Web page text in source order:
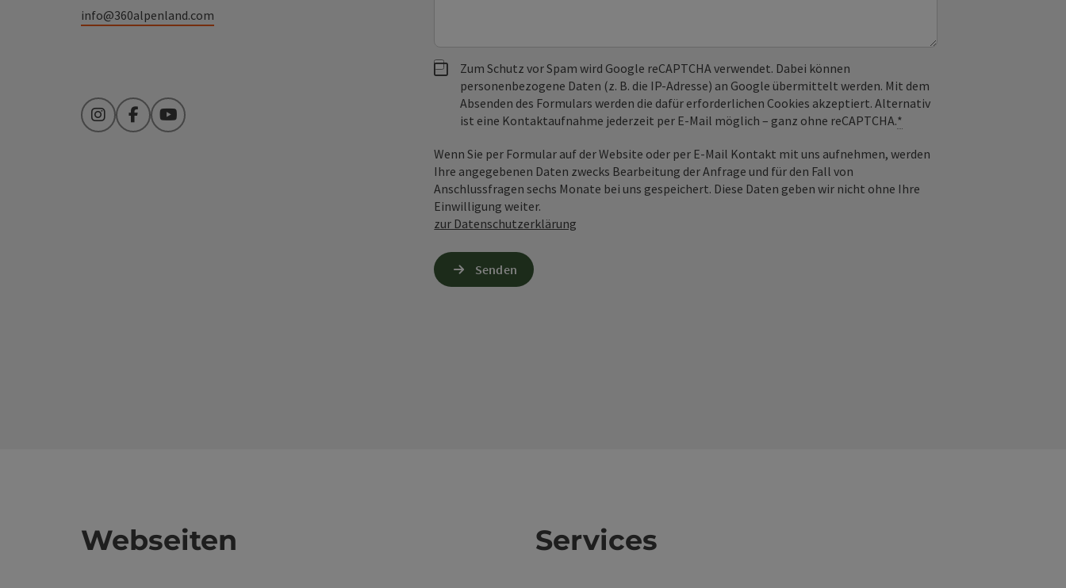
info@360alpenland.com
InstagramFacebookYouTube
Zum Schutz vor Spam wird Google reCAPTCHA verwendet. Dabei können
personenbezogene Daten (z. B. die IP-Adresse) an Google übermittelt werden. Mit dem
Absenden des Formulars werden die dafür erforderlichen Cookies akzeptiert. Alternativ
ist eine Kontaktaufnahme jederzeit per E-Mail möglich – ganz ohne reCAPTCHA.*
Wenn Sie per Formular auf der Website oder per E-Mail Kontakt mit uns aufnehmen, werden
Ihre angegebenen Daten zwecks Bearbeitung der Anfrage und für den Fall von
Anschlussfragen sechs Monate bei uns gespeichert. Diese Daten geben wir nicht ohne Ihre
Einwilligung weiter.
zur Datenschutzerklärung
Senden
Webseiten Services